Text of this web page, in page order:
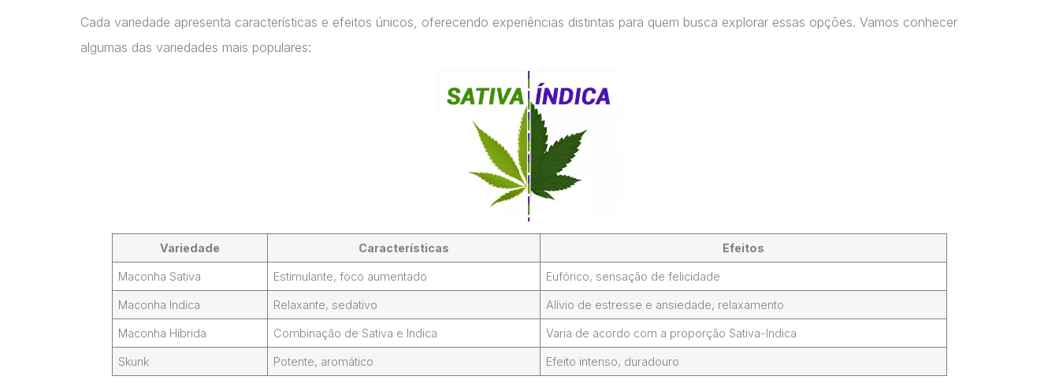
Cada variedade apresenta características e efeitos únicos, oferecendo experiências distintas para quem busca explorar essas opções. Vamos conhecer
algumas das variedades mais populares:
Variedade Características Efeitos
Maconha Sativa Estimulante, foco aumentado Eufórico, sensação de felicidade
Maconha Indica Relaxante, sedativo Alívio de estresse e ansiedade, relaxamento
Maconha Híbrida Combinação de Sativa e Indica Varia de acordo com a proporção Sativa-Indica
Skunk Potente, aromático Efeito intenso, duradouro